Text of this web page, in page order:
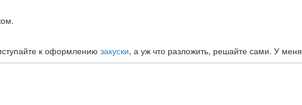
к оформлению закуски, а уж что разложить, решайте сами. У меня